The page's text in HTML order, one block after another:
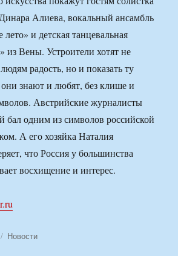
Алиева, вокальный ансамбль
и детская танцевальная
из Вены. Устроители хотят не
радость, но и показать ту
знают и любят, без клише и
Австрийские журналисты
бал одним из символов российской
А его хозяйка Наталия
что Россия у большинства
восхищение и интерес.
Рубрики
Новости